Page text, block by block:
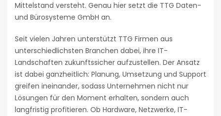
Mittelstand versteht. Genau hier setzt die TTG Daten-
und Bürosysteme GmbH an.
Seit vielen Jahren unterstützt TTG Firmen aus
unterschiedlichsten Branchen dabei, ihre IT-
Landschaften zukunftssicher aufzustellen. Der Ansatz
ist dabei ganzheitlich: Planung, Umsetzung und Support
greifen ineinander, sodass Unternehmen nicht nur
Lösungen für den Moment erhalten, sondern auch
langfristig profitieren. Ob Hardware, Netzwerke, IT-